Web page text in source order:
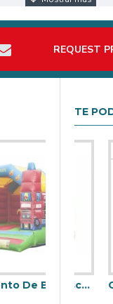
Chile,
la inversión en su
REQUEST
Departamento De Bomberos Del Castillo Hinchable
TE